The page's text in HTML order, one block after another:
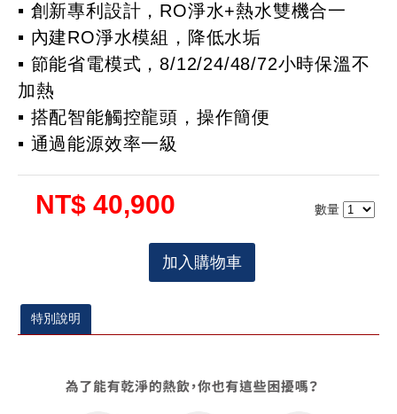
▪ 創新專利設計，RO淨水+熱水雙機合一
▪ 內建RO淨水模組，降低水垢
▪ 節能省電模式，8/12/24/48/72小時保溫不
加熱
▪ 搭配智能觸控龍頭，操作簡便
▪ 通過能源效率一級
NT$ 40,900 數量
加入購物車
特別說明